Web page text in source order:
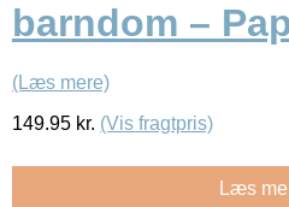
barndom –
(Læs mere)
149.95 kr. (Vis fragtpris)
Læs